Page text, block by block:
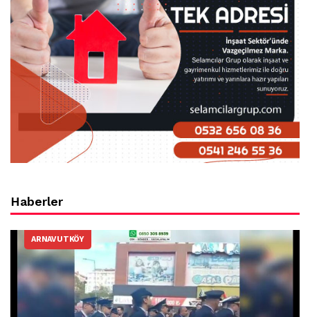
Haberler
ARNAVUTKÖY